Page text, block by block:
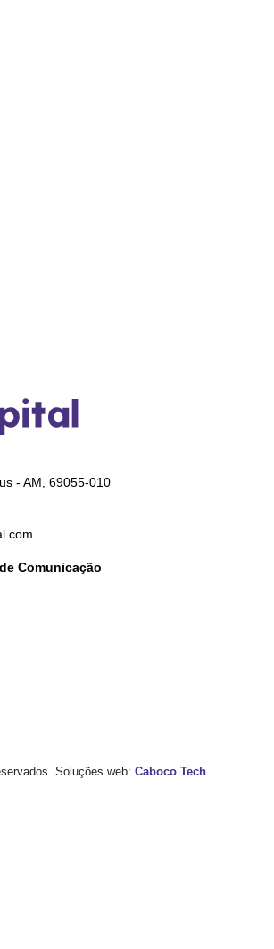
- AM, 69055-010
Comunicação
Soluções web: Caboco Tech